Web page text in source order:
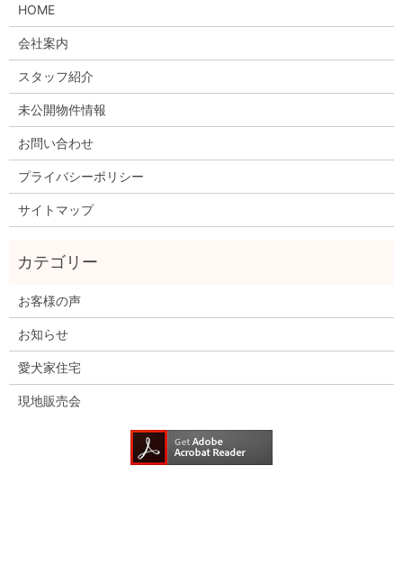
HOME
会社案内
スタッフ紹介
未公開物件情報
お問い合わせ
プライバシーポリシー
サイトマップ
お客様の声
お知らせ
愛犬家住宅
現地販売会